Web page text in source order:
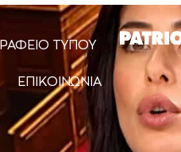
ΤΥΠΟΥ
ΕΠΙΚΟΙΝΩΝΙΑ